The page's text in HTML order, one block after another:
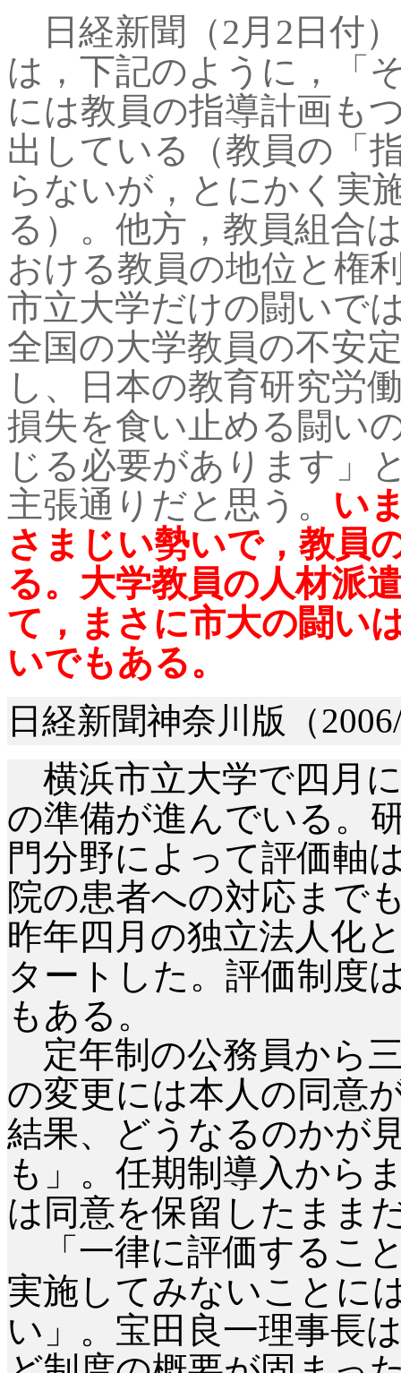
日経新聞（2月2日付
は，下記のように，「
には教員の指導計画も
出している（教員の「
らないが，とにかく実
る）。他方，教員組合
おける教員の地位と権
市立大学だけの闘いで
全国の大学教員の不安
し、日本の教育研究労
損失を食い止める闘い
じる必要があります」
主張通りだと思う。 い
さまじい勢いで，教員
る。 大学教員の人材派
て，まさに市大の闘い
いでもある。
日経新聞神奈川版（
横浜市立大学で四月
の準備が進んでいる。
門分野によって評価軸
院の患者への対応まで
昨年四月の独立法人化
タートした。評価制度
もある。
定年制の公務員から
の変更には本人の同意
結果、どうなるのかが
も」。任期制導入から
は同意を保留したまま
「一律に評価するこ
実施してみないことに
い」。宝田良一理事長